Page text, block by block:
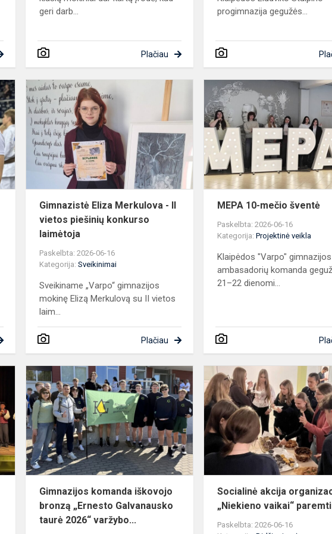
geri darb...
Plačiau
progimnazija gegužės...
Gimnazistas
Armandas
Čižauskas
iškovojo
bronzos
medalį
Gimnazistė
Eliza
Merkulova
vietos
piešinių
konkurso
Gimnazistė Eliza Merkulova - II
vietos piešinių konkurso
laimėtoja
Paskelbta: 2026-06-16
Kategorija:Sveikinimai
Sveikiname „Varpo“ gimnazijos
mokinę Elizą Merkulovą su II vietos
laim...
Plačiau
MEPA 10-mečio šventė
Paskelbta: 2026-06-16
Kategorija:Projektinė veikla
Klaipėdos "Varpo" gimnazijos
ambasadorių komanda
21–22 dienomi...
Liaudiškos
muzikos
ansambliui
„Joginta“
30-
mečio
jubiliej...
Gimnazijos
komanda
iškovojo
bronzą
„Ernesto
Galvanausko
tau...
Gimnazijos komanda iškovojo
bronzą „Ernesto Galvanausko
taurė 2026“ varžybo...
Socialinė akcija
„Niekieno vaikai“ paremti
Paskelbta: 2026-06-16